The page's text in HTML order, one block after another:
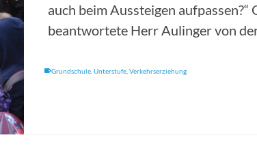
auch beim Aussteigen aufpassen?“
beantwortete Herr Aulinger von
Grundschule. Unterstufe, Verkehrserziehung